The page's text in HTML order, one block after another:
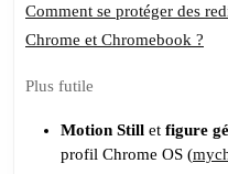
Comment se protéger des
Chrome et Chromebook ?
Plus futile
Motion Still et figure
profil Chrome OS (